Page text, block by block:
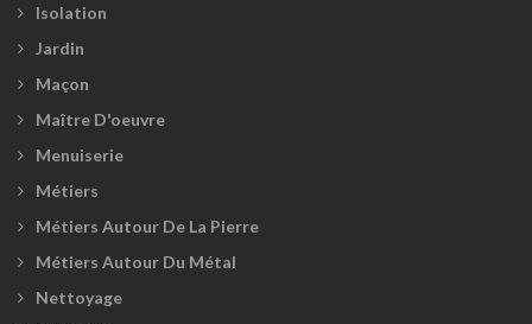
Isolation
Jardin
Maçon
Maître D'oeuvre
Menuiserie
Métiers
Métiers Autour De La Pierre
Métiers Autour Du Métal
Nettoyage